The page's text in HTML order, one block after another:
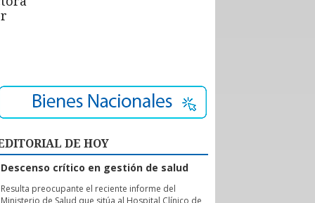
DE HOY
Descenso crítico en gestión de salud
Resulta preocupante el reciente informe del
Ministerio de Salud que sitúa al Hospital Clínico de